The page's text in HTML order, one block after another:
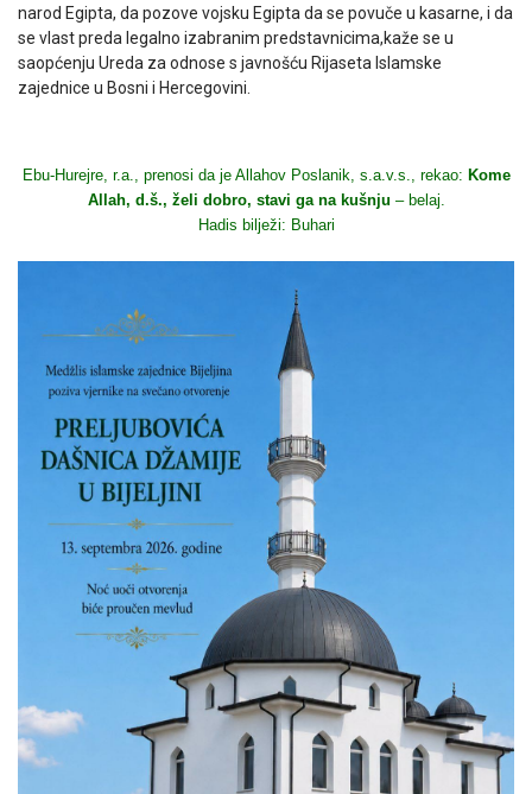
narod Egipta, da pozove vojsku Egipta da se povuče u kasarne, i da
se vlast preda legalno izabranim predstavnicima,kaže se u
saopćenju Ureda za odnose s javnošću Rijaseta Islamske
zajednice u Bosni i Hercegovini.
Ebu-Hurejre, r.a., prenosi da je Allahov Poslanik, s.a.v.s., rekao: Kome
Allah, d.š., želi dobro, stavi ga na kušnju – belaj.
Hadis bilježi: Buhari